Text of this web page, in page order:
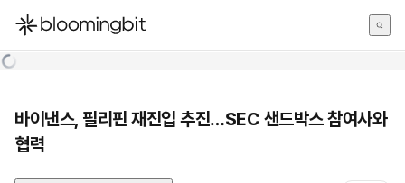
한국어
바이낸스, 필리핀 재진입 추진…SEC 샌드박스 참여사와
협력